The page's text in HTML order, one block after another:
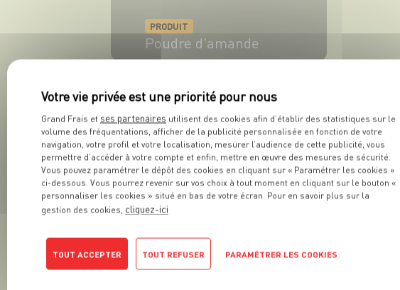
PRODUIT
Poudre d'amande
PRODUIT
Œuf
VOIR LE PRODUIT
Grand Frais et ses partenaires utilisent des cookies afin d’établir des statistiques sur le
volume des fréquentations, afficher de la publicité personnalisée en fonction de votre
navigation, votre profil et votre localisation, mesurer l’audience de cette publicité, vous
permettre d’accéder à votre compte et enfin, mettre en œuvre des mesures de sécurité.
Vous pouvez paramétrer le dépôt des cookies en cliquant sur « Paramétrer les cookies »
ci-dessous. Vous pourrez revenir sur vos choix à tout moment en cliquant sur le bouton «
personnaliser les cookies » situé en bas de votre écran. Pour en savoir plus sur la
gestion des cookies, cliquez-ici
TOUT ACCEPTER TOUT REFUSER PARAMÉTRER LES COOKIES